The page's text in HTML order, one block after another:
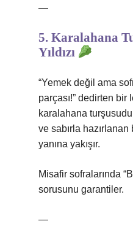
—
5. Karalahana
Yıldızı
“Yemek değil ama
parçası!” dedirten bir
karalahana
ve sabırla
yanına yakışır.
Misafir sofralarında
sorusunu garantiler.
—